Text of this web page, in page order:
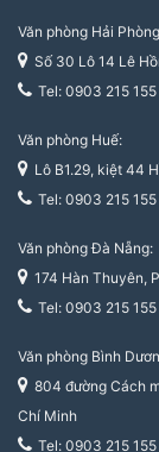
Văn phòng Hải
Số 30 Lô 14 Lê
Tel: 0903 215 155
Văn phòng Huế:
Lô B1.29, kiệt 44
Tel: 0903 215 155
Văn phòng Đà Nẵng:
174 Hàn Thuyên,
Tel: 0903 215 155
Văn phòng Bình
804 đường Cách
Chí Minh
Tel: 0903 215 155